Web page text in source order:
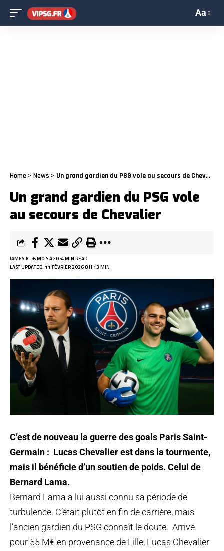
Aa
Home > News > Un grand gardien du PSG vole au secours de Chevalier
Un grand gardien du PSG vole
au secours de Chevalier
LAST UPDATED: 11 FÉVRIER 2026 8 H 13 MIN
JAMES B. 6 MOIS AGO 4 MIN READ
C’est de nouveau la guerre des goals Paris Saint-
Germain : Lucas Chevalier est dans la tourmente,
mais il bénéficie d’un soutien de poids. Celui de
Bernard Lama.
Bernard Lama a lui aussi connu sa période de
turbulence. C’était plutôt en fin de carrière, mais
l’ancien gardien du PSG connaît le doute. Arrivé
pour 55 M€ en provenance de Lille, Lucas Chevalier